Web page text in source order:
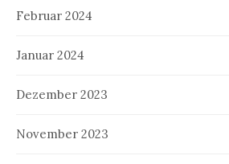
Februar 2024
Januar 2024
Dezember 2023
November 2023